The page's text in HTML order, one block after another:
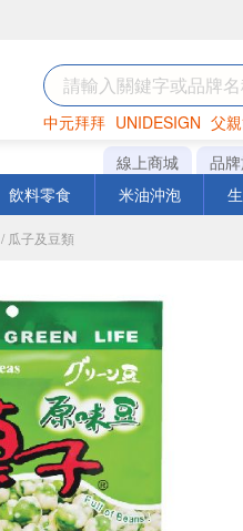
中元拜拜 UNIDESIGN 父
巧克力 罐頭 衛生紙
線上商城 品
飲料零食 米油沖泡
/ 瓜子及豆類